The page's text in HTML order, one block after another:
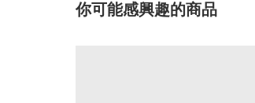
你可能感興趣的商品